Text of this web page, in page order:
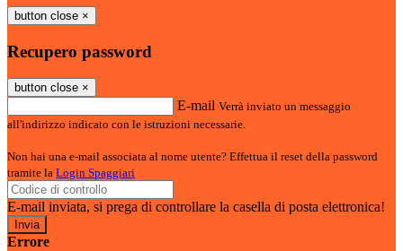
button close ×
Recupero password
button close ×
E-mail Verrà inviato un messaggio
all'indirizzo indicato con le istruzioni necessarie.
Non hai una e-mail associata al nome utente? Effettua il reset della password
tramite la Login Spaggiari
E-mail inviata, si prega di controllare la casella di posta elettronica!
Errore